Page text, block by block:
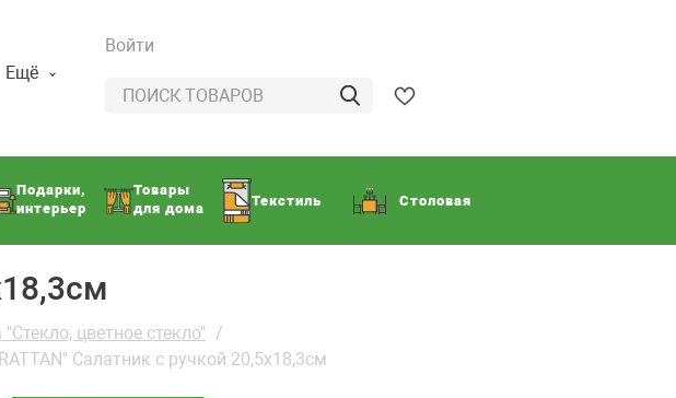
Ещё
Войти
Подарки,
интерьер
Товары
для дома
Текстиль Столовая
цветное стекло"
Салатник с ручкой 20,5х18,3см